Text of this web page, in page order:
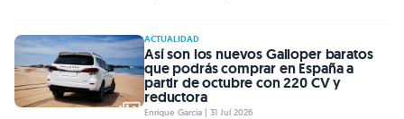
ACTUALIDAD
Así son los nuevos Galloper baratos
que podrás comprar en España a
partir de octubre con 220 CV y
reductora
Enrique García | 31 Jul 2026